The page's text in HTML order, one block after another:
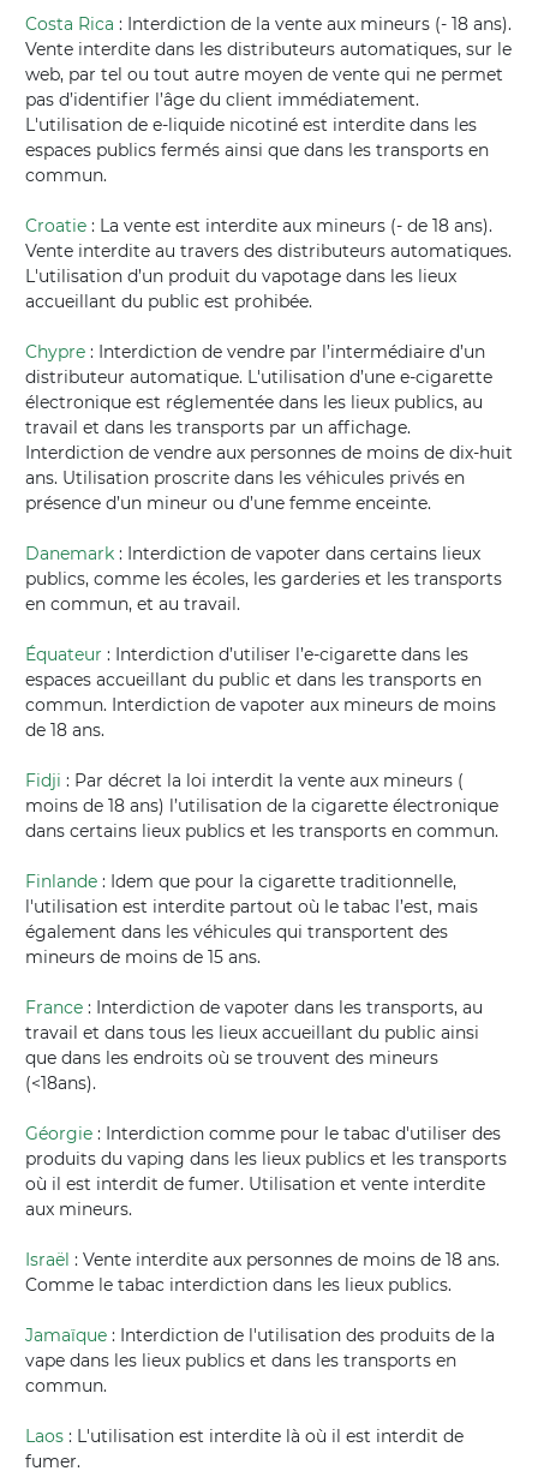
Costa Rica : Interdiction de la vente aux mineurs (- 18 ans).
Vente interdite dans les distributeurs automatiques, sur le
web, par tel ou tout autre moyen de vente qui ne permet
pas d’identifier l’âge du client immédiatement.
L'utilisation de e-liquide nicotiné est interdite dans les
espaces publics fermés ainsi que dans les transports en
commun.
Croatie : La vente est interdite aux mineurs (- de 18 ans).
Vente interdite au travers des distributeurs automatiques.
L'utilisation d’un produit du vapotage dans les lieux
accueillant du public est prohibée.
Chypre : Interdiction de vendre par l’intermédiaire d’un
distributeur automatique. L'utilisation d’une e-cigarette
électronique est réglementée dans les lieux publics, au
travail et dans les transports par un affichage.
Interdiction de vendre aux personnes de moins de dix-huit
ans. Utilisation proscrite dans les véhicules privés en
présence d’un mineur ou d’une femme enceinte.
Danemark : Interdiction de vapoter dans certains lieux
publics, comme les écoles, les garderies et les transports
en commun, et au travail.
Équateur : Interdiction d’utiliser l’e-cigarette dans les
espaces accueillant du public et dans les transports en
commun. Interdiction de vapoter aux mineurs de moins
de 18 ans.
Fidji : Par décret la loi interdit la vente aux mineurs (
moins de 18 ans) l’utilisation de la cigarette électronique
dans certains lieux publics et les transports en commun.
Finlande : Idem que pour la cigarette traditionnelle,
l'utilisation est interdite partout où le tabac l’est, mais
également dans les véhicules qui transportent des
mineurs de moins de 15 ans.
France : Interdiction de vapoter dans les transports, au
travail et dans tous les lieux accueillant du public ainsi
que dans les endroits où se trouvent des mineurs
(<18ans).
Géorgie : Interdiction comme pour le tabac d'utiliser des
produits du vaping dans les lieux publics et les transports
où il est interdit de fumer. Utilisation et vente interdite
aux mineurs.
Israël : Vente interdite aux personnes de moins de 18 ans.
Comme le tabac interdiction dans les lieux publics.
Jamaïque : Interdiction de l'utilisation des produits de la
vape dans les lieux publics et dans les transports en
commun.
Laos : L'utilisation est interdite là où il est interdit de
fumer.